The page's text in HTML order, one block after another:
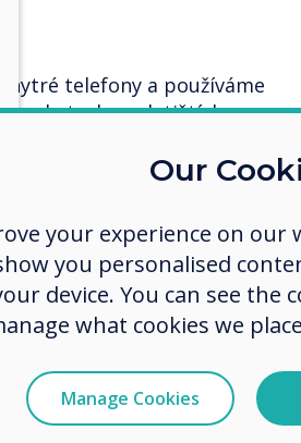
telefony a používáme
na letištích, v
poskytuje bezproblémové
displeji, ale také na vlastních
studentů.
přednášky přináší vlastní
integruje s těmito zařízeními?
je agnostickou platformou.
sdílení obsahu pomocí
hardwarových klíčů používat
Apple, Android, Mac, PC,
Our
your experience on
you personalised
device. You can see the
what cookies we
Manage Cookies